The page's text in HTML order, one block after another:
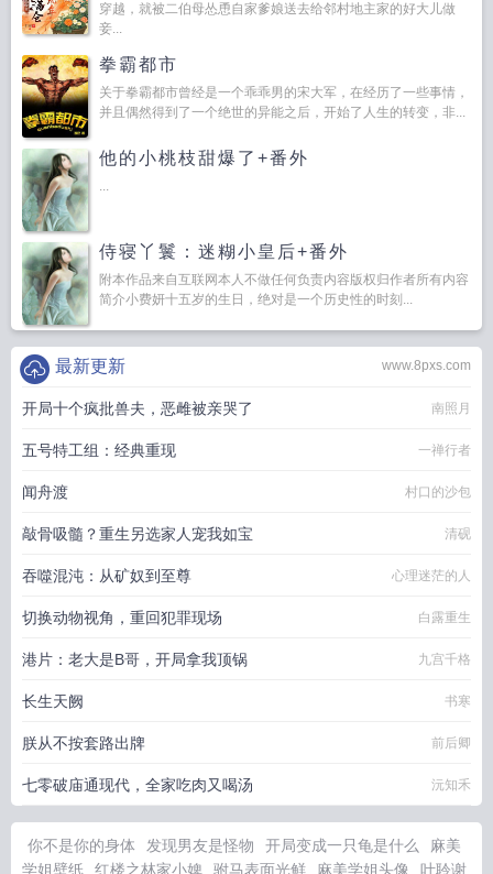
穿越，就被二伯母怂恿自家爹娘送去给邻村地主家的好大儿做
妾...
拳霸都市
关于拳霸都市曾经是一个乖乖男的宋大军，在经历了一些事情，
并且偶然得到了一个绝世的异能之后，开始了人生的转变，非...
他的小桃枝甜爆了+番外
...
侍寝丫鬟：迷糊小皇后+番外
附本作品来自互联网本人不做任何负责内容版权归作者所有内容
简介小费妍十五岁的生日，绝对是一个历史性的时刻...
www.8pxs.com
最新更新
开局十个疯批兽夫，恶雌被亲哭了 南照月
五号特工组：经典重现 一禅行者
闻舟渡 村口的沙包
敲骨吸髓？重生另选家人宠我如宝 清砚
吞噬混沌：从矿奴到至尊 心理迷茫的人
切换动物视角，重回犯罪现场 白露重生
港片：老大是B哥，开局拿我顶锅 九宫千格
长生天阙 书寒
朕从不按套路出牌 前后卿
七零破庙通现代，全家吃肉又喝汤 沅知禾
你不是你的身体 发现男友是怪物 开局变成一只龟是什么
麻美
学姐壁纸
红楼之林家小婢 驸马表面光鲜 麻美学姐头像 叶聆谢